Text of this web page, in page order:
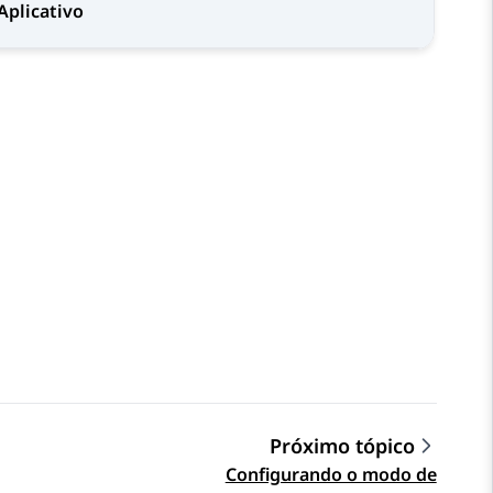
Próximo tópico
Configurando o modo de